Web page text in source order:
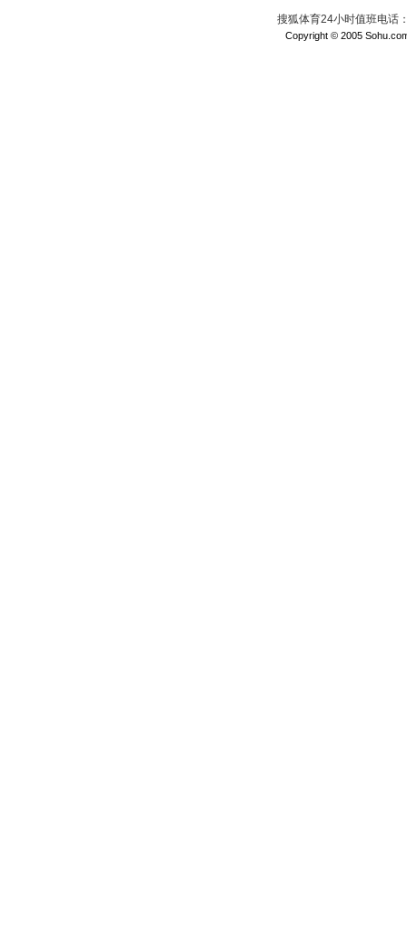
搜狐体育24小时值班电话
Copyright © 2005